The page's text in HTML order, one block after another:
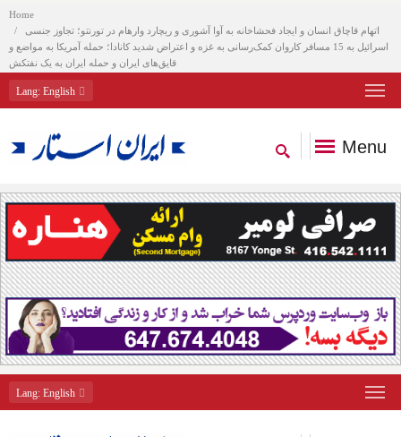
Home
اتهام قاچاق انسان و ایجاد فحشاخانه به آوا آشوری و ریچارد وارهام در تورنتو؛ تجاوز جنسی
اسرائیل به 15 مسافر کاروان کمک‌رسانی به غزه و اعتراض شدید کانادا؛ حمله آمریکا به مواضع و
قایق‌های ایران و حمله ایران به یک نفتکش
Lang: English
Menu
Lang: English